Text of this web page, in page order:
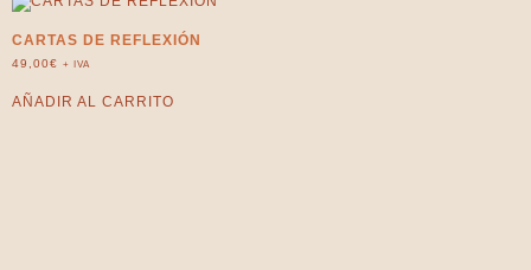
CARTAS DE REFLEXIÓN
49,00€ + IVA
AÑADIR AL CARRITO